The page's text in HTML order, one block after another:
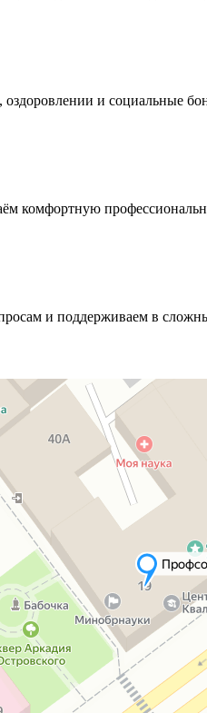
и социальные
комфортную
и поддерживаем в